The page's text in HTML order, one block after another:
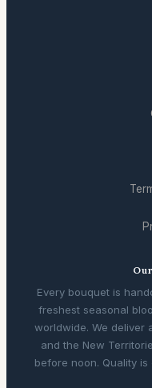
Every bouquet is
freshest seasonal
worldwide. We deliver
and the New
before noon. Quality